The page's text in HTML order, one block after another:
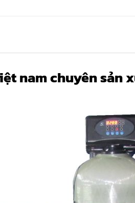
nam chuyên sản